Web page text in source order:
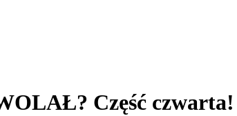
Część czwarta!